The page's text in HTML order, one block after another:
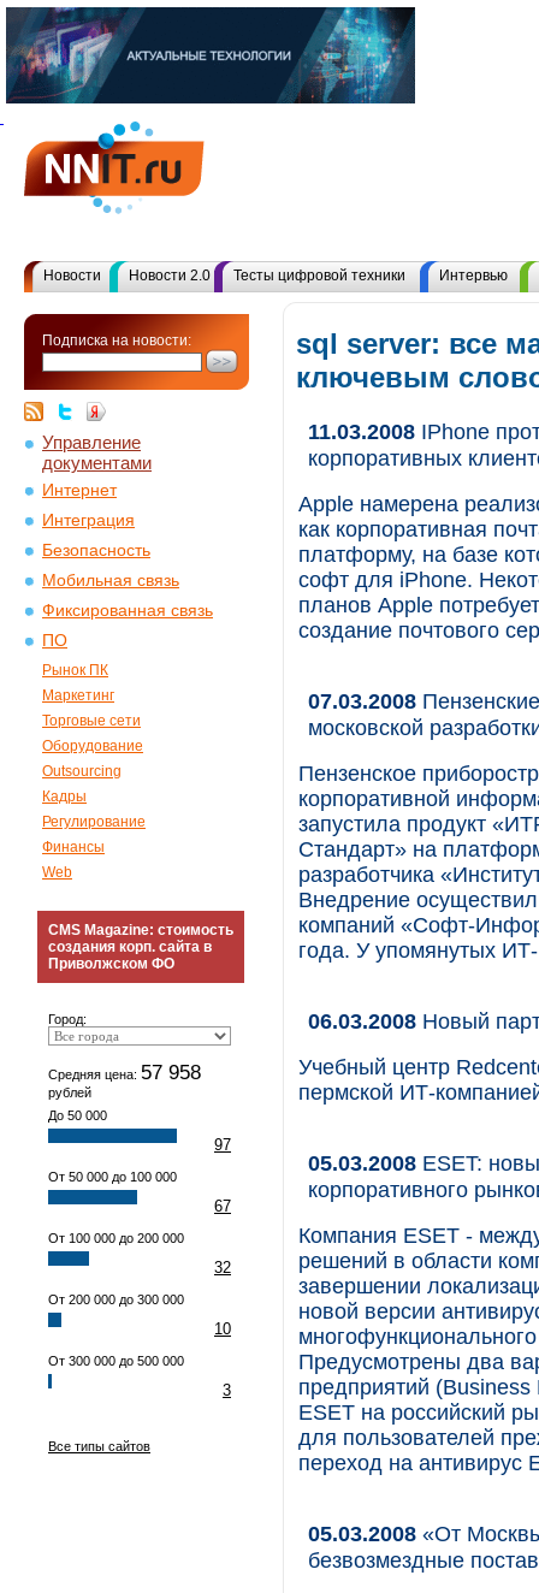
Новости Новости 2.0 Тесты цифровой техники Интервью
Подписка на новости:
Управление
документами
Интернет
Интеграция
Безопасность
Мобильная связь
Фиксированная связь
ПО
Рынок ПК
Маркетинг
Торговые сети
Оборудование
Outsourcing
Кадры
Регулирование
Финансы
Web
CMS Magazine: стоимость
создания корп. сайта в
Приволжском ФО
Город:
Средняя цена: 57 958
рублей
До 50 000
97
От 50 000 до 100 000
67
От 100 000 до 200 000
32
От 200 000 до 300 000
10
От 300 000 до 500 000
3
Все типы сайтов
sql server: все
ключевым
11.03.2008 IPhone
корпоративных
Apple намерена
как корпоративная
платформу, на базе
софт для iPhone.
планов Apple
создание почтового
07.03.2008
московской
Пензенское
корпоративной
запустила продукт
Стандарт» на
разработчика
Внедрение осуществил
компаний «Софт-
года. У упомянутых
06.03.2008 Новый
Учебный центр
пермской ИТ-
05.03.2008 ESET:
корпоративного
Компания ESET -
решений в области
завершении
новой версии
Предусмотрены два
предприятий
ESET на российский
для пользователей
переход на антивирус
05.03.2008 «От
безвозмездные